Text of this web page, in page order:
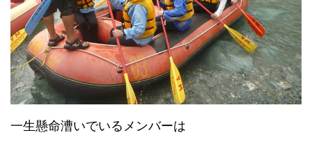
一生懸命漕いでいるメンバーは